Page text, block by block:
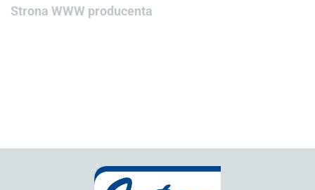
Strona WWW producenta